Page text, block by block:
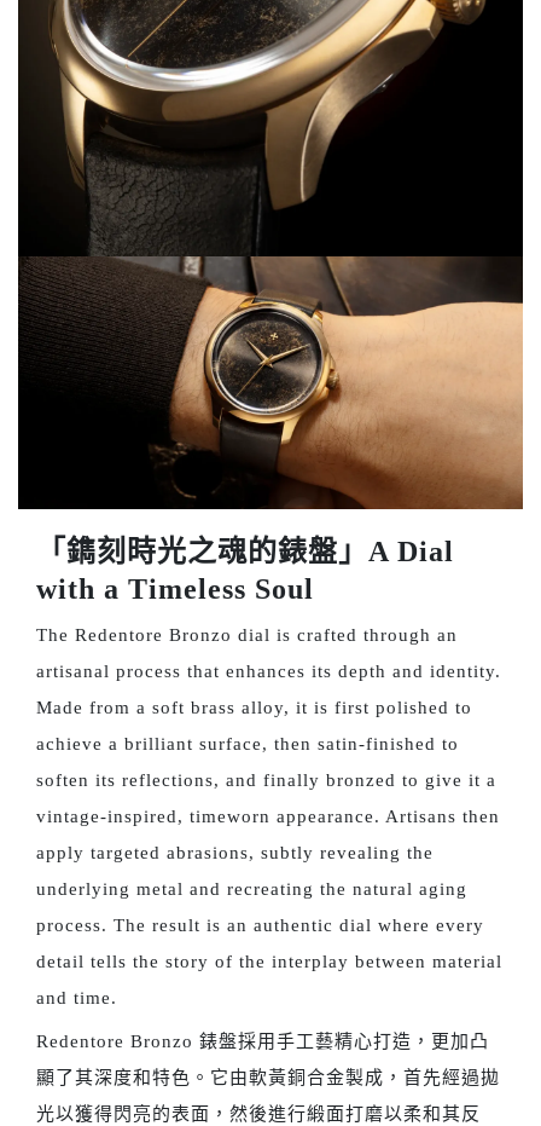
「鐫刻時光之魂的錶盤」A Dial
with a Timeless Soul
The Redentore Bronzo dial is crafted through an
artisanal process that enhances its depth and identity.
Made from a soft brass alloy, it is first polished to
achieve a brilliant surface, then satin-finished to
soften its reflections, and finally bronzed to give it a
vintage-inspired, timeworn appearance. Artisans then
apply targeted abrasions, subtly revealing the
underlying metal and recreating the natural aging
process. The result is an authentic dial where every
detail tells the story of the interplay between material
and time.
Redentore Bronzo 錶盤採用手工藝精心打造，更加凸
顯了其深度和特色。它由軟黃銅合金製成，首先經過拋
光以獲得閃亮的表面，然後進行緞面打磨以柔和其反